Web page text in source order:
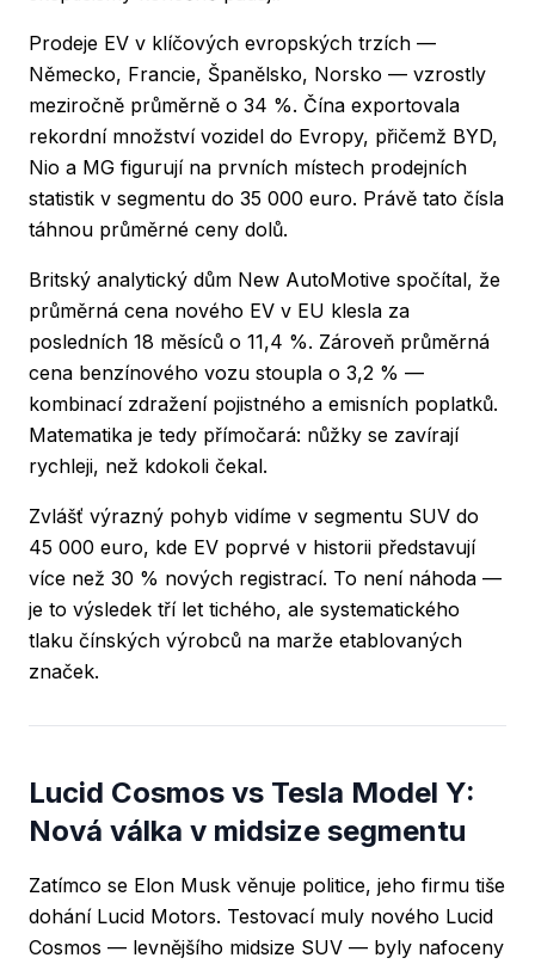
Prodeje EV v klíčových evropských trzích —
Německo, Francie, Španělsko, Norsko — vzrostly
meziročně průměrně o 34 %. Čína exportovala
rekordní množství vozidel do Evropy, přičemž BYD,
Nio a MG figurují na prvních místech prodejních
statistik v segmentu do 35 000 euro. Právě tato čísla
táhnou průměrné ceny dolů.
Britský analytický dům New AutoMotive spočítal, že
průměrná cena nového EV v EU klesla za
posledních 18 měsíců o 11,4 %. Zároveň průměrná
cena benzínového vozu stoupla o 3,2 % —
kombinací zdražení pojistného a emisních poplatků.
Matematika je tedy přímočará: nůžky se zavírají
rychleji, než kdokoli čekal.
Zvlášť výrazný pohyb vidíme v segmentu SUV do
45 000 euro, kde EV poprvé v historii představují
více než 30 % nových registrací. To není náhoda —
je to výsledek tří let tichého, ale systematického
tlaku čínských výrobců na marže etablovaných
značek.
Lucid Cosmos vs Tesla Model Y:
Nová válka v midsize segmentu
Zatímco se Elon Musk věnuje politice, jeho firmu tiše
dohání Lucid Motors. Testovací muly nového Lucid
Cosmos — levnějšího midsize SUV — byly nafoceny